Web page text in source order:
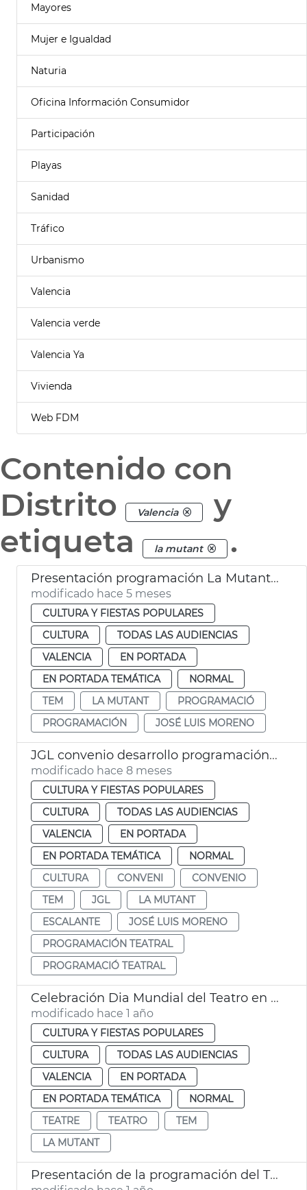
Mayores
Mujer e Igualdad
Naturia
Oficina Información Consumidor
Participación
Playas
Sanidad
Tráfico
Urbanismo
Valencia
Valencia verde
Valencia Ya
Vivienda
Web FDM
Contenido con
Distrito
Valencia
y
etiqueta
la mutant .
Presentación programación La Mutant y TEM València
modificado hace 5 meses
CULTURA Y FIESTAS POPULARES
CULTURA
TODAS LAS AUDIENCIAS
VALENCIA
EN PORTADA
EN PORTADA TEMÁTICA
NORMAL
TEM
LA MUTANT
PROGRAMACIÓ
PROGRAMACIÓN
JOSÉ LUIS MORENO
JGL convenio desarrollo programación 25-26 Escalante TEM i La Mutant
modificado hace 8 meses
CULTURA Y FIESTAS POPULARES
CULTURA
TODAS LAS AUDIENCIAS
VALENCIA
EN PORTADA
EN PORTADA TEMÁTICA
NORMAL
CULTURA
CONVENI
CONVENIO
TEM
JGL
LA MUTANT
ESCALANTE
JOSÉ LUIS MORENO
PROGRAMACIÓN TEATRAL
PROGRAMACIÓ TEATRAL
Celebración Dia Mundial del Teatro en València
modificado hace 1 año
CULTURA Y FIESTAS POPULARES
CULTURA
TODAS LAS AUDIENCIAS
VALENCIA
EN PORTADA
EN PORTADA TEMÁTICA
NORMAL
TEATRE
TEATRO
TEM
LA MUTANT
Presentación de la programación del TEM y La Mutant 2025